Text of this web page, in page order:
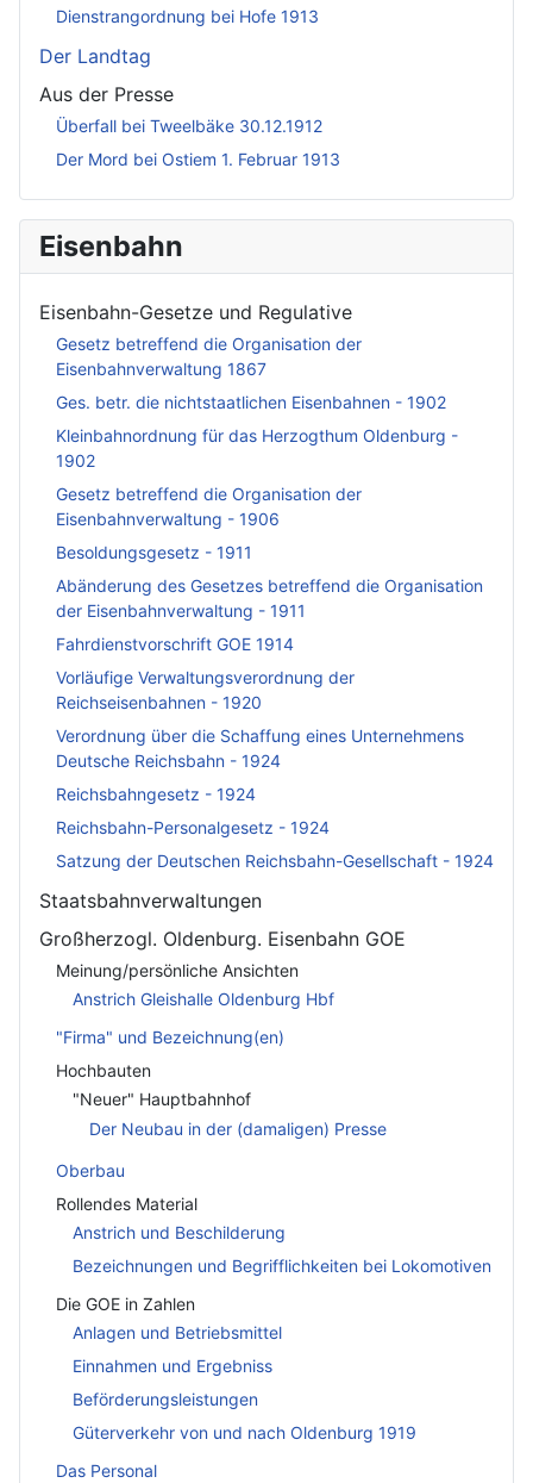
Dienstrangordnung bei Hofe 1913
Der Landtag
Aus der Presse
Überfall bei Tweelbäke 30.12.1912
Der Mord bei Ostiem 1. Februar 1913
Eisenbahn
Eisenbahn-Gesetze und Regulative
Gesetz betreffend die Organisation der
Eisenbahnverwaltung 1867
Ges. betr. die nichtstaatlichen Eisenbahnen - 1902
Kleinbahnordnung für das Herzogthum Oldenburg -
1902
Gesetz betreffend die Organisation der
Eisenbahnverwaltung - 1906
Besoldungsgesetz - 1911
Abänderung des Gesetzes betreffend die Organisation
der Eisenbahnverwaltung - 1911
Fahrdienstvorschrift GOE 1914
Vorläufige Verwaltungsverordnung der
Reichseisenbahnen - 1920
Verordnung über die Schaffung eines Unternehmens
Deutsche Reichsbahn - 1924
Reichsbahngesetz - 1924
Reichsbahn-Personalgesetz - 1924
Satzung der Deutschen Reichsbahn-Gesellschaft - 1924
Staatsbahnverwaltungen
Großherzogl. Oldenburg. Eisenbahn GOE
Meinung/persönliche Ansichten
Anstrich Gleishalle Oldenburg Hbf
"Firma" und Bezeichnung(en)
Hochbauten
"Neuer" Hauptbahnhof
Der Neubau in der (damaligen) Presse
Oberbau
Rollendes Material
Anstrich und Beschilderung
Bezeichnungen und Begrifflichkeiten bei Lokomotiven
Die GOE in Zahlen
Anlagen und Betriebsmittel
Einnahmen und Ergebniss
Beförderungsleistungen
Güterverkehr von und nach Oldenburg 1919
Das Personal